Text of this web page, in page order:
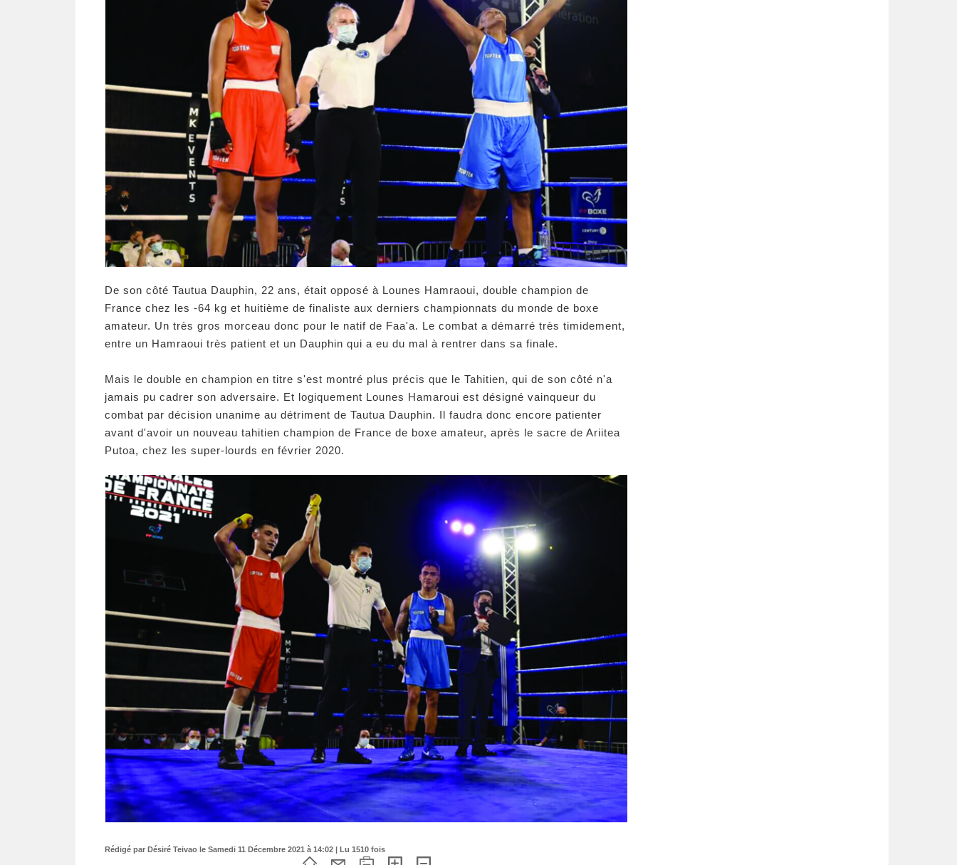
De son côté Tautua Dauphin, 22 ans, était opposé à Lounes Hamraoui, double champion de
France chez les -64 kg et huitième de finaliste aux derniers championnats du monde de boxe
amateur. Un très gros morceau donc pour le natif de Faa'a. Le combat a démarré très timidement,
entre un Hamraoui très patient et un Dauphin qui a eu du mal à rentrer dans sa finale.
Mais le double en champion en titre s'est montré plus précis que le Tahitien, qui de son côté n'a
jamais pu cadrer son adversaire. Et logiquement Lounes Hamaroui est désigné vainqueur du
combat par décision unanime au détriment de Tautua Dauphin. Il faudra donc encore patienter
avant d'avoir un nouveau tahitien champion de France de boxe amateur, après le sacre de Ariitea
Putoa, chez les super-lourds en février 2020.
Rédigé par Désiré Teivao le Samedi 11 Décembre 2021 à 14:02 | Lu 1510 fois